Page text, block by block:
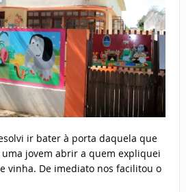
ir bater à porta daquela que
jovem abrir a quem expliquei
vinha. De imediato nos facilitou o